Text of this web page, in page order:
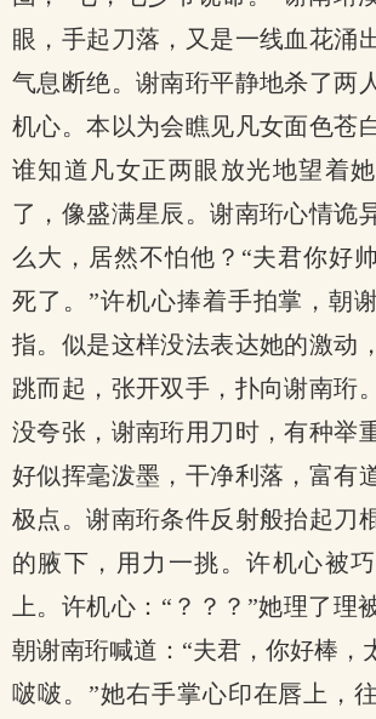
眼，手起刀落，又是一线血花涌
气息断绝。谢南珩平静地杀了两
机心。本以为会瞧见凡女面色苍
谁知道凡女正两眼放光地望着
了，像盛满星辰。谢南珩心情诡
么大，居然不怕他？“夫君你好
死了。”许机心捧着手拍掌，朝
指。似是这样没法表达她的激动
跳而起，张开双手，扑向谢南珩
没夸张，谢南珩用刀时，有种举
好似挥毫泼墨，干净利落，富有
极点。谢南珩条件反射般抬起刀
的腋下，用力一挑。许机心被
上。许机心：“？？？”她理了理
朝谢南珩喊道：“夫君，你好棒，
啵啵。”她右手掌心印在唇上，